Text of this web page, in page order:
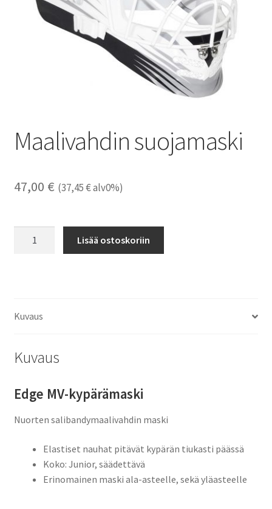
Maalivahdin suojamaski
47,00 € (37,45€alv0%)
Lisää ostoskoriin
Kuvaus
Kuvaus
Edge MV-kypärämaski
Nuorten salibandymaalivahdin maski
Elastiset nauhat pitävät kypärän tiukasti päässä
Koko: Junior, säädettävä
Erinomainen maski ala-asteelle, sekä yläasteelle